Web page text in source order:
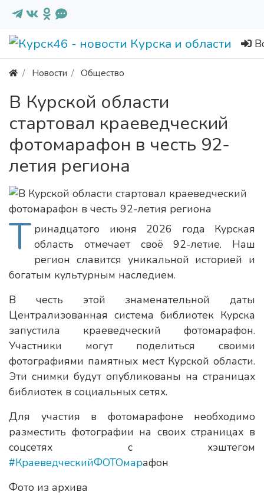
Новости Общество
В Курской области
стартовал краеведческий
фотомарафон в честь 92-
летия региона
Т ринадцатого июня 2026 года Курская
область отмечает своё 92-летие. Наш
регион славится уникальной историей и
богатым культурным наследием.
В честь этой знаменательной даты
Централизованная система библиотек Курска
запустила краеведческий фотомарафон.
Участники могут поделиться своими
фотографиями памятных мест Курской области.
Эти снимки будут опубликованы на страницах
библиотек в социальных сетях.
Для участия в фотомарафоне необходимо
разместить фотографии на своих страницах в
соцсетях с хэштегом
#КраеведческийФОТОмарафон
Фото из архива